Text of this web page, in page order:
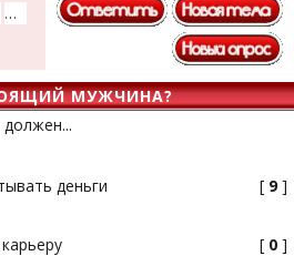
…
МУЖЧИНА?
деньги [ 9]
[ 0 ]